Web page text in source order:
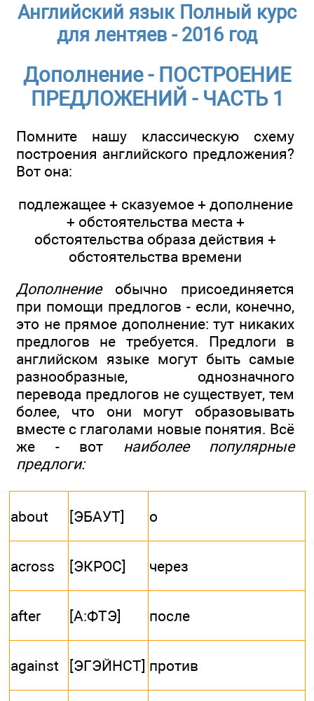
Английский язык Полный курс
для лентяев - 2016 год
Дополнение - ПОСТРОЕНИЕ
ПРЕДЛОЖЕНИЙ - ЧАСТЬ 1
Помните нашу классическую схему
построения английского предложения?
Вот она:
подлежащее + сказуемое + дополнение
+ обстоятельства места +
обстоятельства образа действия +
обстоятельства времени
Дополнениеобычно присоединяется
при помощи предлогов - если, конечно,
это не прямое дополнение: тут никаких
предлогов не требуется. Предлоги в
английском языке могут быть самые
разнообразные, однозначного
перевода предлогов не существует, тем
более, что они могут образовывать
вместе с глаголами новые понятия. Всё
же - вот наиболее популярные
предлоги:
about [ЭБАУТ] о
across [ЭКРОС] через
after [А:ФТЭ] после
against [ЭГЭЙНСТ] против